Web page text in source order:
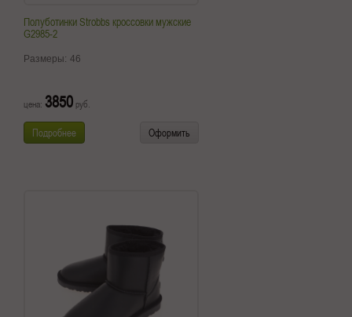
Полуботинки Strobbs кроссовки мужские
G2985-2
Размеры: 46
цена: 3850 руб.
Подробнее Оформить